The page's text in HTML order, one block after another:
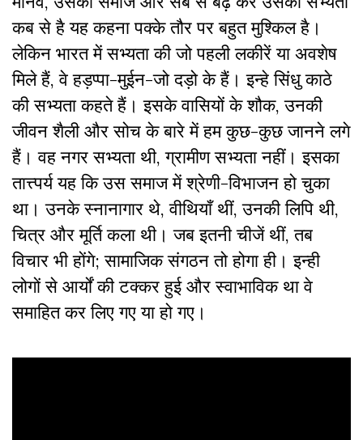
कब से है यह कहना पक्के तौर पर बहुत मुश्किल है।
लेकिन भारत में सभ्यता की जो पहली लकीरें या अवशेष
मिले हैं, वे हड़प्पा-मुईन-जो दड़ो के हैं। इन्हे सिंधु काठे
की सभ्यता कहते हैं। इसके वासियों के शौक, उनकी
जीवन शैली और सोच के बारे में हम कुछ-कुछ जानने लगे
हैं। वह नगर सभ्यता थी, ग्रामीण सभ्यता नहीं। इसका
तात्त्पर्य यह कि उस समाज में श्रेणी-विभाजन हो चुका
था। उनके स्नानागार थे, वीथियाँ थीं, उनकी लिपि थी,
चित्र और मूर्ति कला थी। जब इतनी चीजें थीं, तब
विचार भी होंगे; सामाजिक संगठन तो होगा ही। इन्ही
लोगों से आर्यों की टक्कर हुई और स्वाभाविक था वे
समाहित कर लिए गए या हो गए।